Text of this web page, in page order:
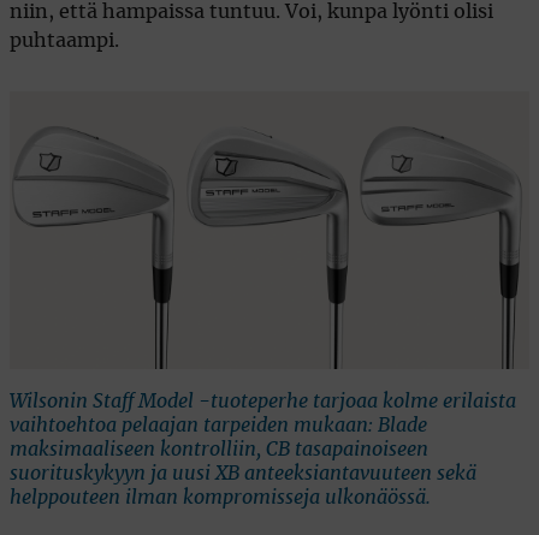
niin, että hampaissa tuntuu. Voi, kunpa lyönti olisi
puhtaampi.
Wilsonin Staff Model -tuoteperhe tarjoaa kolme erilaista
vaihtoehtoa pelaajan tarpeiden mukaan: Blade
maksimaaliseen kontrolliin, CB tasapainoiseen
suorituskykyyn ja uusi XB anteeksiantavuuteen sekä
helppouteen ilman kompromisseja ulkonäössä.